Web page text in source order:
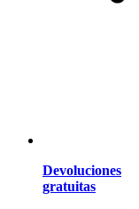
Devoluciones
gratuitas